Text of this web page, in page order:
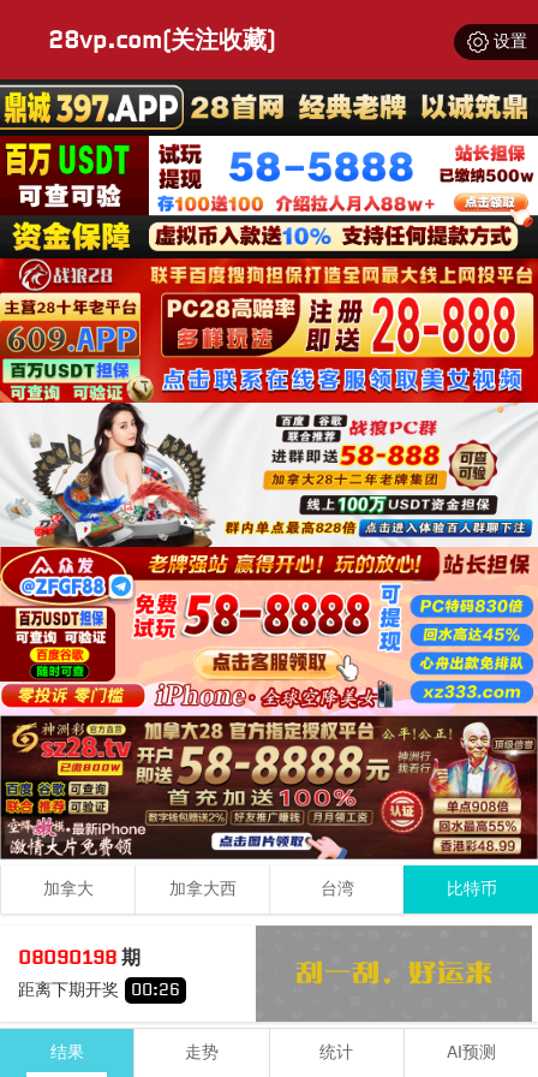
设置
28vp.com(关注收藏)
加拿大 加拿大西 台湾 比特币
08090198期
距离下期开奖 00:25
+ 1 7 09
期号 号码
结果 走势 统计 AI预测